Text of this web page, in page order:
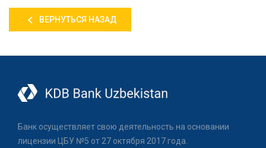
ВЕРНУТЬСЯ НАЗАД
Банк осуществляет свою деятельность на основании
лицензии ЦБУ №5 от 27 октября 2017 года.